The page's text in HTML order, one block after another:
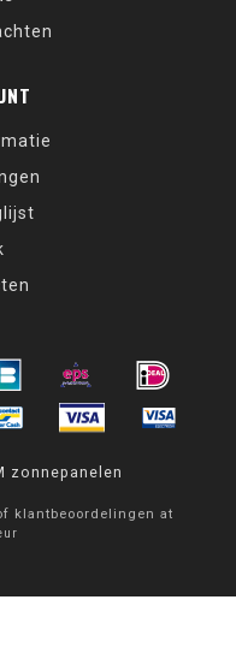
zonnepanelen
klantbeoordelingen at